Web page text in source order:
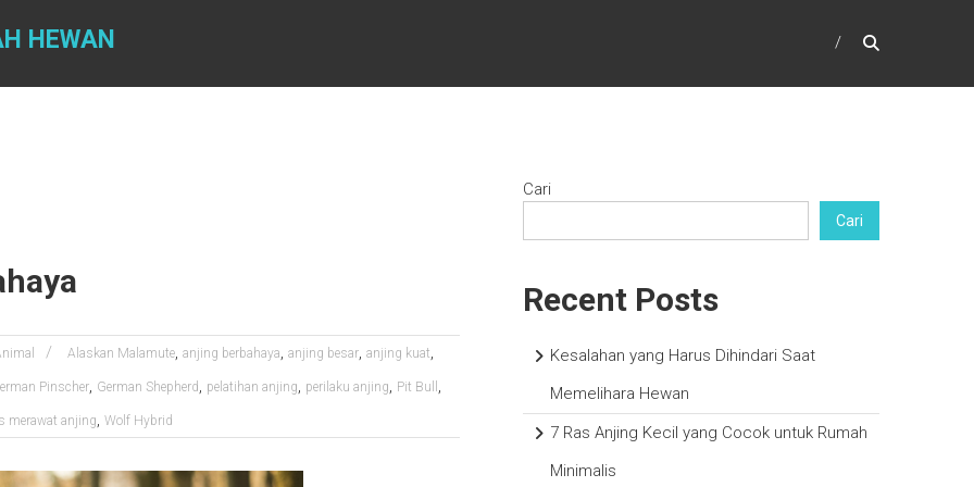
HEWAN
Alaskan Malamute, anjing berbahaya, anjing besar, anjing kuat,
Pinscher, German Shepherd , pelatihan anjing, perilaku anjing, Pit Bull ,
merawat anjing, Wolf Hybrid
Cari
Cari
Recent Posts
Kesalahan yang Harus Dihindari Saat
Memelihara Hewan
7 Ras Anjing Kecil yang Cocok untuk Rumah
Minimalis